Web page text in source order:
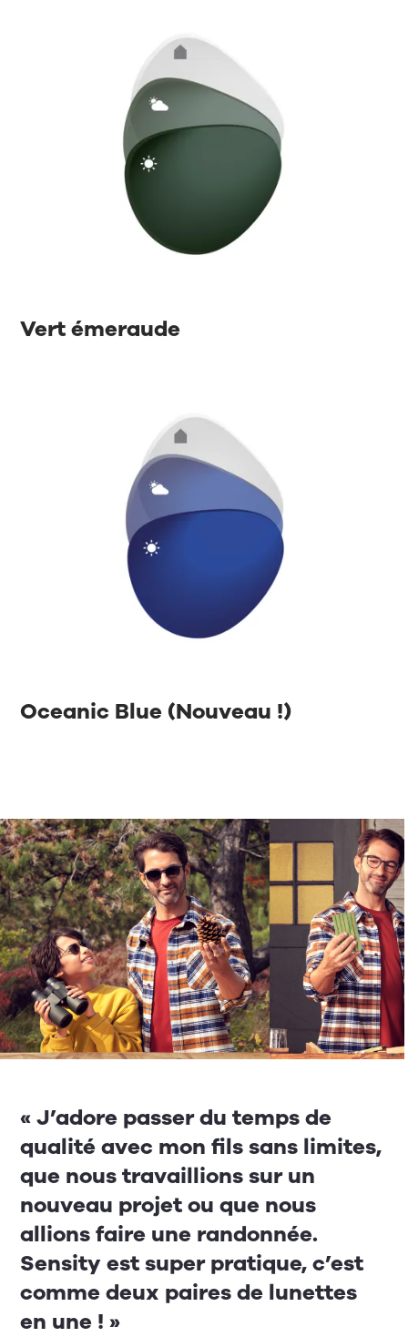
Vert émeraude
Oceanic Blue (Nouveau !)
« J’adore passer du temps de
qualité avec mon fils sans limites,
que nous travaillions sur un
nouveau projet ou que nous
allions faire une randonnée.
Sensity est super pratique, c’est
comme deux paires de lunettes
en une ! »